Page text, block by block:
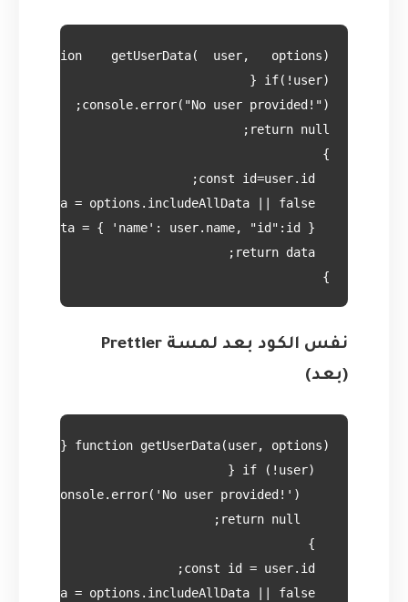
}
نفس الكود بعد لمسة Prettier
(بعد)